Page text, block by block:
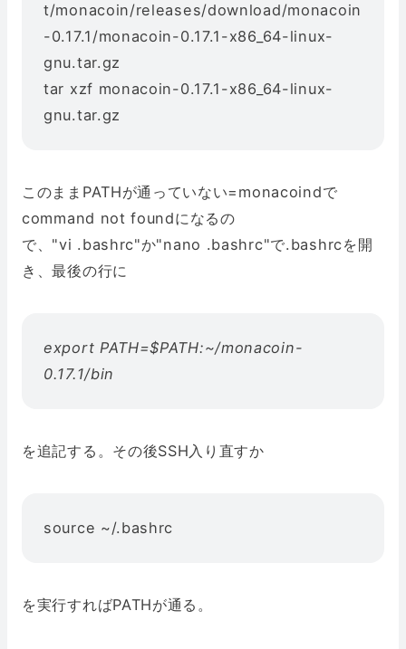
t/monacoin/releases/download/monacoin
-0.17.1/monacoin-0.17.1-x86_64-linux-
gnu.tar.gz
tar xzf monacoin-0.17.1-x86_64-linux-
gnu.tar.gz
このままPATHが通っていない=monacoindで
command not foundになるの
で、"vi .bashrc"か"nano .bashrc"で.bashrcを開
き、最後の行に
export PATH=$PATH:~/monacoin-
0.17.1/bin
を追記する。その後SSH入り直すか
source ~/.bashrc
を実行すればPATHが通る。